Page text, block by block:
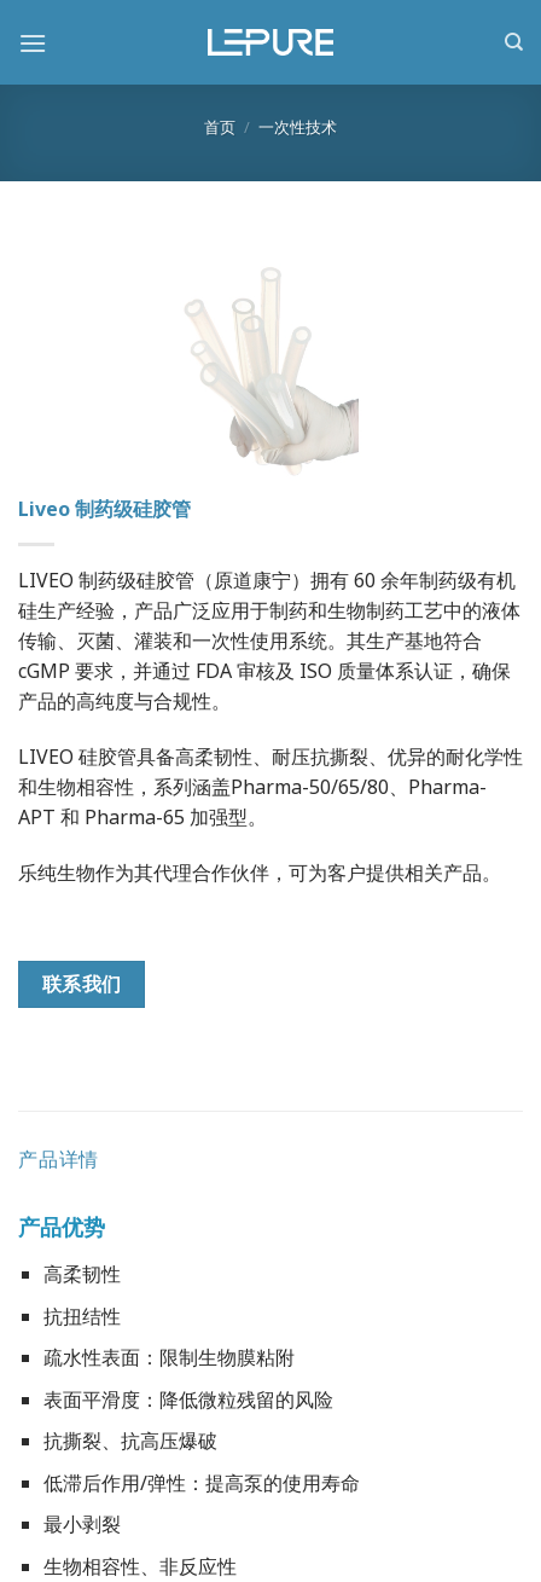
首页 / 一次性技术
Liveo 制药级硅胶管
LIVEO 制药级硅胶管（原道康宁）拥有 60 余年制药级有机
硅生产经验，产品广泛应用于制药和生物制药工艺中的液体
传输、灭菌、灌装和一次性使用系统。其生产基地符合
cGMP 要求，并通过 FDA 审核及 ISO 质量体系认证，确保
产品的高纯度与合规性。
LIVEO 硅胶管具备高柔韧性、耐压抗撕裂、优异的耐化学性
和生物相容性，系列涵盖Pharma-50/65/80、Pharma-
APT 和 Pharma-65 加强型。
乐纯生物作为其代理合作伙伴，可为客户提供相关产品。
联系我们
产品详情
产品优势
高柔韧性
抗扭结性
疏水性表面：限制生物膜粘附
表面平滑度：降低微粒残留的风险
抗撕裂、抗高压爆破
低滞后作用/弹性：提高泵的使用寿命
最小剥裂
生物相容性、非反应性